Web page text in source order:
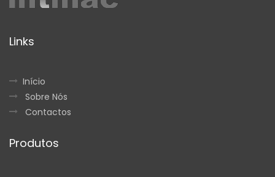
Links
Início
Sobre Nós
Contactos
Produtos